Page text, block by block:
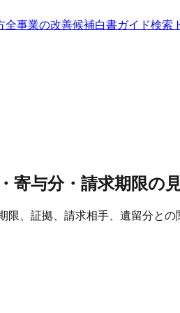
全事業の改善候補白書ガイド検索
寄与分・請求期限の
、証拠、請求相手、遺留分と